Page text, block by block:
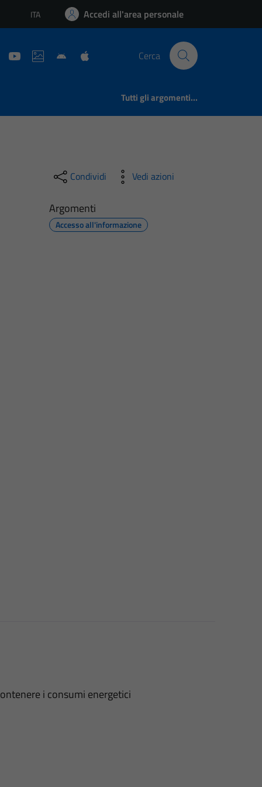
Lingua attiva:
ITA Accedi all'area personale
Cerca
Tutti gli argomenti...
Condividi Vedi azioni
Argomenti
Accesso all'informazione
i consumi energetici